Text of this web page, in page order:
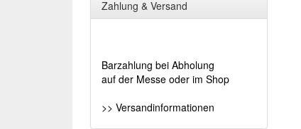
Zahlung & Versand
Barzahlung bei Abholung
auf der Messe oder im Shop
>> Versandinformationen